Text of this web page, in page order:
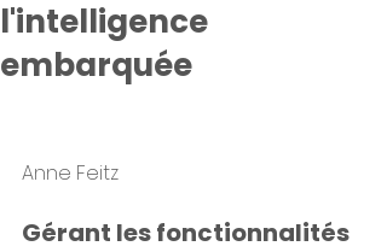
l'intelligence
embarquée
Anne Feitz
Gérant les fonctionnalités